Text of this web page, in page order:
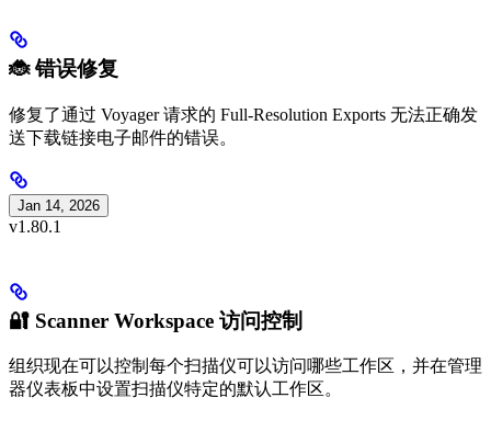
🐞 错误修复
修复了通过 Voyager 请求的 Full-Resolution Exports 无法正确发
送下载链接电子邮件的错误。
Jan 14, 2026
v1.80.1
🔐 Scanner Workspace 访问控制
组织现在可以控制每个扫描仪可以访问哪些工作区，并在管理
器仪表板中设置扫描仪特定的默认工作区。